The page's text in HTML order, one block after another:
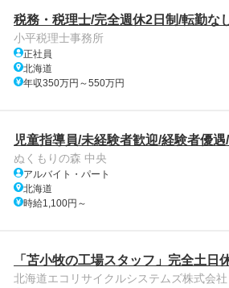
税務・税理士/完全週休2日制/転勤な
小平税理士事務所
正社員
北海道
年収350万円～550万円
児童指導員/未経験者歓迎/経験者優
ぬくもりの森 中央
アルバイト・パート
北海道
時給1,100円～
「苫小牧の工場スタッフ」完全土
北海道エコリサイクルシステムズ株式会社